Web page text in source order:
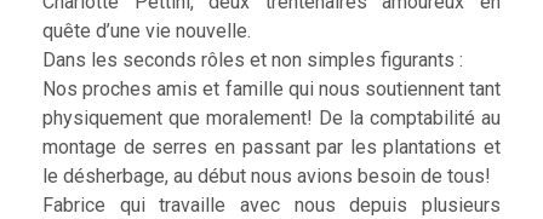
quête d’une vie nouvelle.
Dans les seconds rôles et non simples figurants :
Nos proches amis et famille qui nous soutiennent tant
physiquement que moralement! De la comptabilité au
montage de serres en passant par les plantations et
le désherbage, au début nous avions besoin de tous!
Fabrice qui travaille avec nous depuis plusieurs